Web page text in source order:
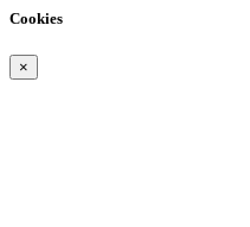
Cookies
×